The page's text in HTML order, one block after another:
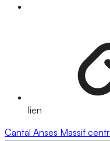
lien
Cantal Anses Massif